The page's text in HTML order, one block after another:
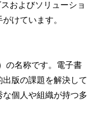
およびソリューショ
けています。
の名称です。電子書
版の課題を解決して
個人や組織が持つ多